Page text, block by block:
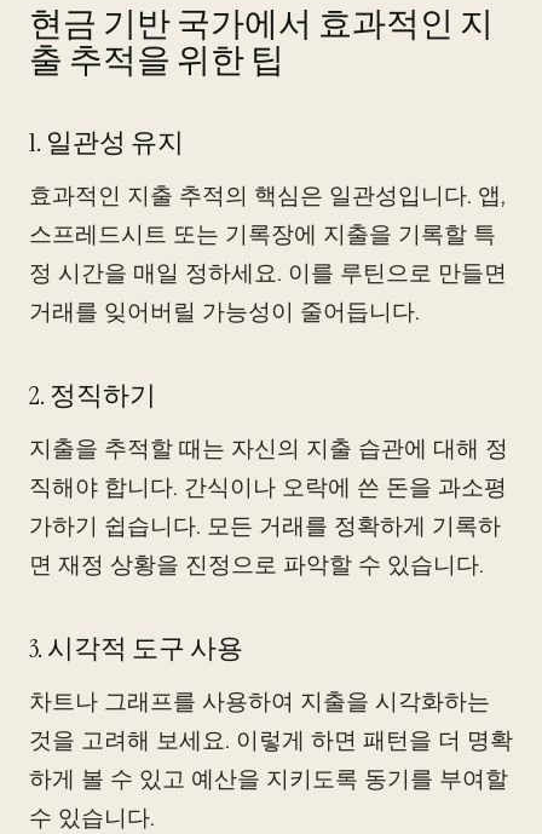
현금 기반 국가에서 효과적인 지
출 추적을 위한 팁
1. 일관성 유지
효과적인 지출 추적의 핵심은 일관성입니다. 앱,
스프레드시트 또는 기록장에 지출을 기록할 특
정 시간을 매일 정하세요. 이를 루틴으로 만들면
거래를 잊어버릴 가능성이 줄어듭니다.
2. 정직하기
지출을 추적할 때는 자신의 지출 습관에 대해 정
직해야 합니다. 간식이나 오락에 쓴 돈을 과소평
가하기 쉽습니다. 모든 거래를 정확하게 기록하
면 재정 상황을 진정으로 파악할 수 있습니다.
3. 시각적 도구 사용
차트나 그래프를 사용하여 지출을 시각화하는
것을 고려해 보세요. 이렇게 하면 패턴을 더 명확
하게 볼 수 있고 예산을 지키도록 동기를 부여할
수 있습니다.